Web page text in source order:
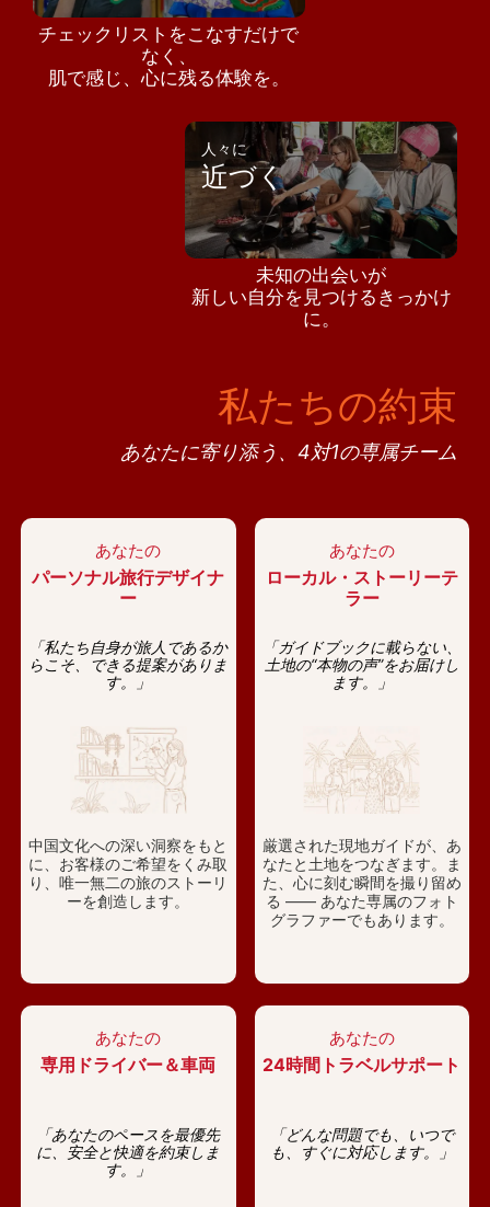
チェックリストをこなすだけで
なく、
肌で感じ、心に残る体験を。
人々に
近づく
未知の出会いが
新しい自分を見つけるきっかけ
に。
私たちの約束
あなたに寄り添う、4対1の専属チーム
あなたの
パーソナル旅行デザイナ
ー
「私たち自身が旅人であるか
らこそ、できる提案がありま
す。」
中国文化への深い洞察をもと
に、お客様のご希望をくみ取
り、唯一無二の旅のストーリ
ーを創造します。
あなたの
ローカル・ストーリーテ
ラー
「ガイドブックに載らない、
土地の“本物の声”をお届けし
ます。」
厳選された現地ガイドが、あ
なたと土地をつなぎます。ま
た、心に刻む瞬間を撮り留め
る —— あなた専属のフォト
グラファーでもあります。
あなたの
専用ドライバー＆車両
「あなたのペースを最優先
に、安全と快適を約束しま
す。」
あなたの
24時間トラベルサポート
「どんな問題でも、いつで
も、すぐに対応します。」